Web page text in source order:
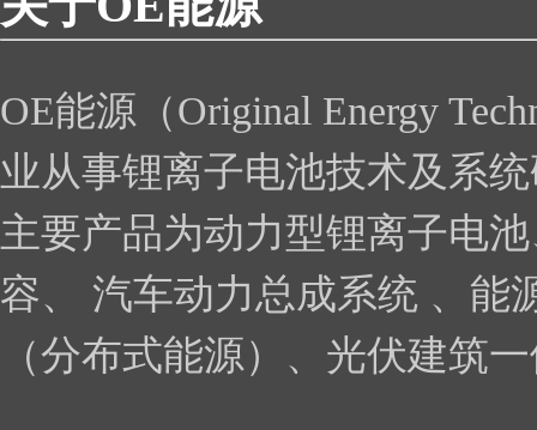
OE能源（Original Energy
业从事锂离子电池技术及系
主要产品为动力型锂离子电
容、 汽车动力总成系统 、能
（分布式能源）、光伏建筑